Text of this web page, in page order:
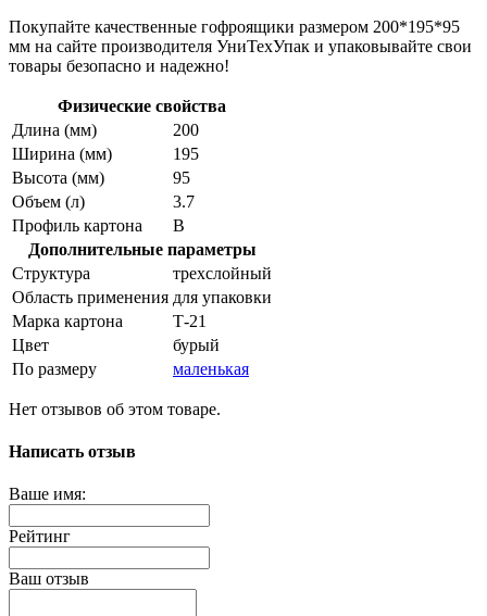
Покупайте качественные гофроящики размером 200*195*95
мм на сайте производителя УниТехУпак и упаковывайте свои
товары безопасно и надежно!
Физические свойства
Длина (мм)
200
Ширина (мм)
195
Высота (мм)
95
Объем (л)
3.7
Профиль картона
В
Дополнительные параметры
Структура
трехслойный
Область применения для упаковки
Марка картона
Т-21
Цвет
бурый
По размеру
маленькая
Нет отзывов об этом товаре.
Написать отзыв
Ваше имя:
Рейтинг
Ваш отзыв